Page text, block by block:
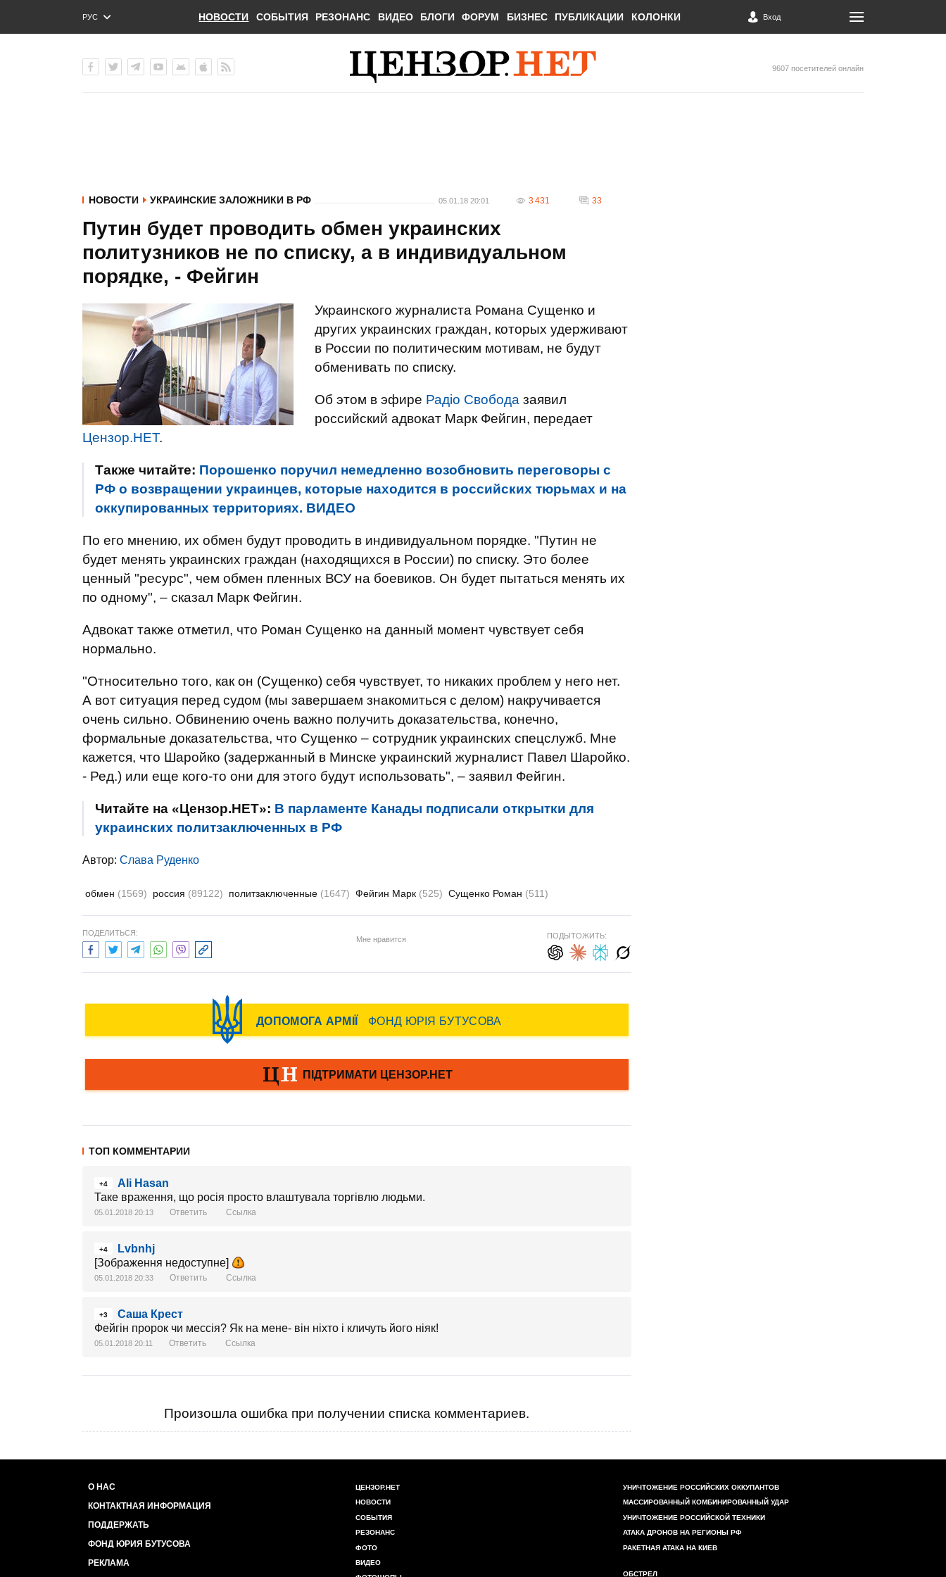
РУС
ENG
НОВОСТИ СОБЫТИЯ РЕЗОНАНС ВИДЕО БЛОГИ ФОРУМ БИЗНЕС ПУБЛИКАЦИИ КОЛОНКИ Вход
9607 посетителей онлайн
НОВОСТИ УКРАИНСКИЕ ЗАЛОЖНИКИ В РФ 05.01.18 20:01 3 431 33
Путин будет проводить обмен украинских
политузников не по списку, а в индивидуальном
порядке, - Фейгин
Украинского журналиста Романа Сущенко и
других украинских граждан, которых удерживают
в России по политическим мотивам, не будут
обменивать по списку.
Об этом в эфире Радіо Свобода заявил
российский адвокат Марк Фейгин​, передает
Цензор.НЕТ.
Также читайте: Порошенко поручил немедленно возобновить переговоры с
РФ о возвращении украинцев, которые находится в российских тюрьмах и на
оккупированных территориях. ВИДЕО
По его мнению, их обмен будут проводить в индивидуальном порядке. "Путин не
будет менять украинских граждан (находящихся в России) по списку. Это более
ценный "ресурс", чем обмен пленных ВСУ на боевиков. Он будет пытаться менять их
по одному", – сказал Марк Фейгин.
Адвокат также отметил, что Роман Сущенко на данный момент чувствует себя
нормально.
"Относительно того, как он (Сущенко) себя чувствует, то никаких проблем у него нет.
А вот ситуация перед судом (мы завершаем знакомиться с делом) накручивается
очень сильно. Обвинению очень важно получить доказательства, конечно,
формальные доказательства, что Сущенко – сотрудник украинских спецслужб. Мне
кажется, что Шаройко (задержанный в Минске украинский журналист Павел Шаройко.
- Ред.) или еще кого-то они для этого будут использовать", – заявил Фейгин.
Читайте на «Цензор.НЕТ»: В парламенте Канады подписали открытки для
украинских политзаключенных в РФ
Автор: Слава Руденко
обмен (1569) россия (89122) политзаключенные (1647) Фейгин Марк (525) Сущенко Роман (511)
ПОДЕЛИТЬСЯ:
Мне нравится ПОДЫТОЖИТЬ:
ТОП КОММЕНТАРИИ
+4
Ali Hasan
Таке враження, що росія просто влаштувала торгівлю людьми.
05.01.2018 20:13 Ответить Ссылка
+4
Lvbnhj
[Зображення недоступне]
05.01.2018 20:33 Ответить Ссылка
+3
Саша Крест
Фейгін пророк чи мессія? Як на мене- він ніхто і кличуть його ніяк!
05.01.2018 20:11 Ответить Ссылка
Произошла ошибка при получении списка комментариев.
О НАС
КОНТАКТНАЯ ИНФОРМАЦИЯ
ПОДДЕРЖАТЬ
ФОНД ЮРИЯ БУТУСОВА
РЕКЛАМА
ЦЕНЗОР.НЕТ
НОВОСТИ
СОБЫТИЯ
РЕЗОНАНС
ФОТО
ВИДЕО
УНИЧТОЖЕНИЕ РОССИЙСКИХ ОККУПАНТОВ
МАССИРОВАННЫЙ КОМБИНИРОВАННЫЙ УДАР
УНИЧТОЖЕНИЕ РОССИЙСКОЙ ТЕХНИКИ
АТАКА ДРОНОВ НА РЕГИОНЫ РФ
РАКЕТНАЯ АТАКА НА КИЕВ
ОБСТРЕЛ